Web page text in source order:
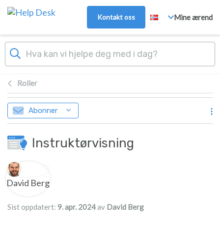
Hopp over til hovedinnhold
Kontakt oss Mine ærend
Roller
Abonner
Instruktørvisning
Forfatterliste
David Berg
Sist oppdatert: 9. apr. 2024av David Berg